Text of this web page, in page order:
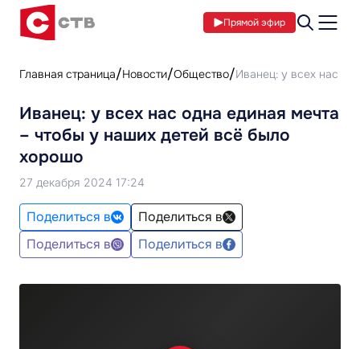
Прямой эфир
Главная страница Новости Общество Иванец: у всех нас
Иванец: у всех нас одна единая мечта
– чтобы у наших детей всё было
хорошо
27 декабря 2024 17:24
Поделиться в
Поделиться в
Поделиться в
Поделиться в